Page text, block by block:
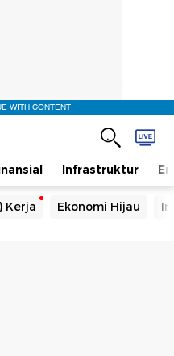
WITH CONTENT
Infrastruktur
Kerja Ekonomi Hijau